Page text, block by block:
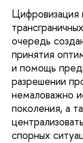
очередь
принятия
и помощь
разрешении
немаловажно
поколения, а
спорных